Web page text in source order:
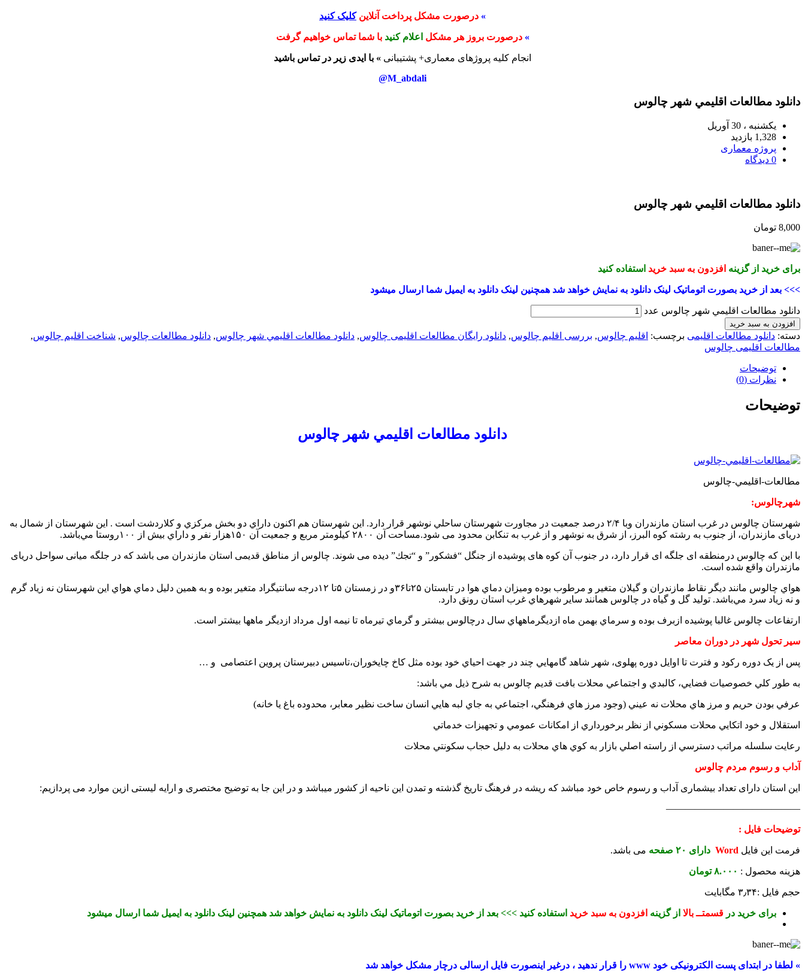
» درصورت مشکل پرداخت آنلاینکلیک کنید
» درصورت بروز هر مشکل اعلام کنید با شما تماس خواهیم گرفت
انجام کلیه پروژهای معماری+ پشتیبانی » با ایدی زیر در تماس باشید
M_abdali@
دانلود مطالعات اقليمي شهر چالوس
یکشنبه ، 30 آوریل
1,328 بازدید
پروژه معماری
0 دیدگاه
دانلود مطالعات اقليمي شهر چالوس
8,000 تومان
برای خرید از گزینه افزدون به سبد خرید استفاده کنید
>>> بعد از خرید بصورت اتوماتیک لینک دانلود به نمایش خواهد شد همچنین لینک دانلود به ایمیل شما ارسال میشود
دانلود مطالعات اقليمي شهر چالوس عدد
افزودن به سبد خرید
دسته: دانلود مطالعات اقلیمی برچسب: اقلیم چالوس, بررسی اقلیم چالوس, دانلود رایگان مطالعات اقلیمی چالوس, دانلود مطالعات اقليمي شهر چالوس, دانلود مطالعات چالوس, شناخت اقلیم چالوس,
مطالعات اقلیمی چالوس
توضیحات
نظرات (0)
توضیحات
دانلود مطالعات اقليمي شهر چالوس
مطالعات-اقليمي-چالوس
شهرچالوس:
شهرستان چالوس در غرب استان مازندران وبا ۲/۴ درصد جمعيت در مجاورت شهرستان ساحلي نوشهر قرار دارد. اين شهرستان هم اكنون داراي دو بخش مركزي و كلاردشت است . این شهرستان از شمال به
دریای مازندران، از جنوب به رشته كوه البرز، از شرق به نوشهر و از غرب به تنكابن محدود می شود.مساحت آن ۲۸۰۰ كيلومتر مربع و جمعيت آن ۱۵۰هزار نفر و داراي بيش از ۱۰۰روستا مي‌باشد.
با این كه چالوس درمنطقه ای جلگه ای قرار دارد، در جنوب آن كوه های پوشیده از جنگل “فشكور” و “تجك” دیده می شوند. چالوس از مناطق قدیمی استان مازندران می باشد که در جلگه میانی سواحل دریای
مازندران واقع شده است.
هواي چالوس مانند ديگر نقاط مازندران و گيلان متغير و مرطوب بوده وميزان دماي هوا در تابستان ۲۵تا۳۶و در زمستان ۵تا ۱۲درجه سانتيگراد متغير بوده و به همين دليل دماي هواي اين شهرستان نه زياد گرم
و نه زياد سرد مي‌باشد. توليد گل و گياه در چالوس همانند ساير شهرهاي غرب استان رونق دارد.
ارتفاعات چالوس غالبا پوشيده ازبرف بوده و سرماي بهمن ماه ازديگرماههاي سال درچالوس بيشتر و گرماي تيرماه تا نيمه اول مرداد ازديگر ماهها بيشتر است.
سير تحول شهر در دوران معاصر
پس از يک دوره رکود و فترت تا اوایل دوره پهلوی، شهر شاهد گامهايي چند در جهت احياي خود بوده مثل کاخ چايخوران،تاسيس دبيرستان پروین اعتصامی و …
به طور کلي خصوصيات فضايي، کالبدي و اجتماعي محلات بافت قديم چالوس به شرح ذيل مي باشد:
عرفي بودن حريم و مرز هاي محلات نه عيني (وجود مرز هاي فرهنگي، اجتماعي به جاي لبه هايي انسان ساخت نظير معابر، محدوده باغ يا خانه)
استقلال و خود اتکايي محلات مسکوني از نظر برخورداري از امکانات عمومي و تجهيزات خدماتي
رعايت سلسله مراتب دسترسي از راسته اصلي بازار به کوي هاي محلات به دليل حجاب سکونتي محلات
آداب و رسوم مردم چالوس
این استان دارای تعداد بیشماری آداب و رسوم خاص خود مباشد که ریشه در فرهنگ تاریخ گذشته و تمدن این ناحیه از کشور میباشد و در این جا به توضیح مختصری و ارایه لیستی ازین موارد می پردازیم:
——————————————
توضیحات فایل :
فرمت این فایل دارای ۲۰ صفحه می باشد.
هزینه محصول : ۸.۰۰۰ تومان
حجم فایل :۳٫۳۴ مگابایت
برای خرید در قسمتــ بالا از گزینه افزدون به سبد خرید استفاده کنید >>> بعد از خرید بصورت اتوماتیک لینک دانلود به نمایش خواهد شد همچنین لینک دانلود به ایمیل شما ارسال میشود
» لطفا در ابتدای پست الکترونیکی خود www را قرار ندهید ، درغیر اینصورت فایل ارسالی درچار مشکل خواهد شد